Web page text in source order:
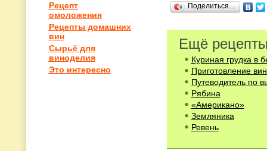
Рецепт
омоложения
Рецепты домашних
вин
Сырьё для
виноделия
Это интересно
Поделиться…
Ещё
Куриная грудка в
Приготовление
Путеводитель по
Рябина
«Американо»
Земляника
Ревень